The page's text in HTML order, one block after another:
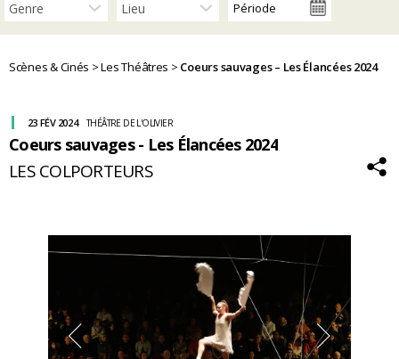
Scènes & Cinés >Les Théâtres > Coeurs sauvages – Les Élancées 2024
Coeurs sauvages - Les Élancées 2024
23 FÉV 2024 THÉÂTRE DE L'OLIVIER
LES COLPORTEURS